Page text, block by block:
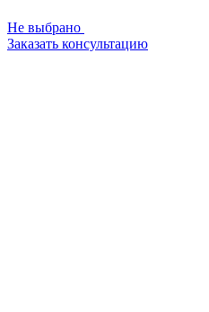
Не выбрано
Заказать консультацию